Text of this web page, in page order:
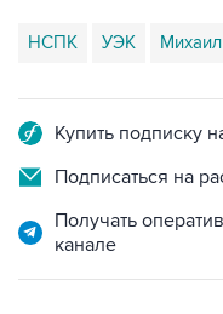
НСПК УЭК
Купить подписку
Подписаться на
Получать
канале